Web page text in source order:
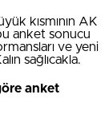
kısmının AK
anket sonucu
ve yeni
sağlıcakla.
anket